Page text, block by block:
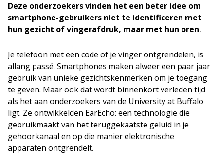
Deze onderzoekers vinden het een beter idee om
smartphone-gebruikers niet te identificeren met
hun gezicht of vingerafdruk, maar met hun oren.
Je telefoon met een code of je vinger ontgrendelen, is
allang passé. Smartphones maken alweer een paar jaar
gebruik van unieke gezichtskenmerken om je toegang
te geven. Maar ook dat wordt binnenkort verleden tijd
als het aan onderzoekers van de University at Buffalo
ligt. Ze ontwikkelden EarEcho: een technologie die
gebruikmaakt van het teruggekaatste geluid in je
gehoorkanaal en op die manier elektronische
apparaten ontgrendelt.